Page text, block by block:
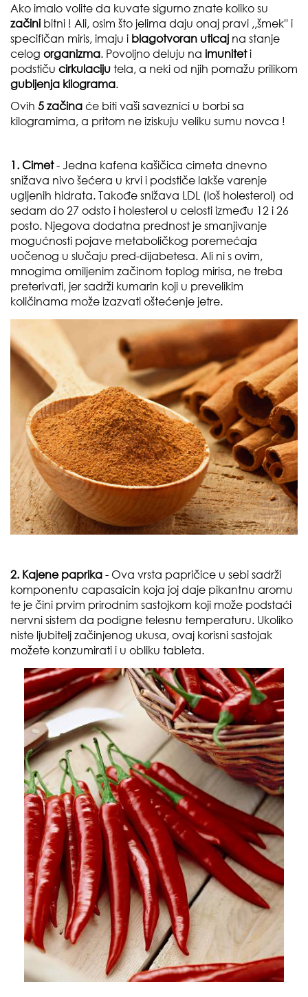
Ako imalo volite da kuvate sigurno znate koliko su
začini bitni ! Ali, osim što jelima daju onaj pravi ,,šmek'' i
specifičan miris, imaju i blagotvoran uticaj na stanje
celog organizma. Povoljno deluju na imuniteti
podstiču cirkulaciju tela, a neki od njih pomažu prilikom
gubljenja kilograma.
Ovih 5 začina će biti vaši saveznici u borbi sa
kilogramima, a pritom ne iziskuju veliku sumu novca !
1. Cimet- Jedna kafena kašičica cimeta dnevno
snižava nivo šećera u krvi i podstiče lakše varenje
ugljenih hidrata. Takođe snižava LDL (loš holesterol) od
sedam do 27 odsto i holesterol u celosti između 12 i 26
posto. Njegova dodatna prednost je smanjivanje
mogućnosti pojave metaboličkog poremećaja
uočenog u slučaju pred-dijabetesa. Ali ni s ovim,
mnogima omiljenim začinom toplog mirisa, ne treba
preterivati, jer sadrži kumarin koji u prevelikim
količinama može izazvati oštećenje jetre.
2. Kajene paprika - Ova vrsta papričice u sebi sadrži
komponentu capasaicin koja joj daje pikantnu aromu
te je čini prvim prirodnim sastojkom koji može podstaći
nervni sistem da podigne telesnu temperaturu. Ukoliko
niste ljubitelj začinjenog ukusa, ovaj korisni sastojak
možete konzumirati i u obliku tableta.